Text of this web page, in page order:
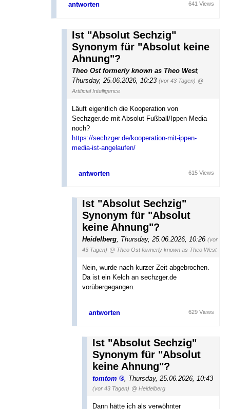
antworten 641 Views
Ist "Absolut Sechzig"
Synonym für "Absolut keine
Ahnung"?
Theo Ost formerly known as Theo West,
Thursday, 25.06.2026, 10:23 (vor 43 Tagen) @
Artificial Intelligence
Läuft eigentlich die Kooperation von
Sechzger.de mit Absolut Fußball/Ippen Media
noch?
https://sechzger.de/kooperation-mit-ippen-
media-ist-angelaufen/
antworten 615 Views
Ist "Absolut Sechzig"
Synonym für "Absolut
keine Ahnung"?
Heidelberg Thursday, 25.06.2026, 10:26 (vor
43 Tagen) @ Theo Ost formerly known as Theo West
Nein, wurde nach kurzer Zeit abgebrochen.
Da ist ein Kelch an sechzger.de
vorübergegangen.
antworten 629 Views
Ist "Absolut Sechzig"
Synonym für "Absolut
keine Ahnung"?
tomtom , Thursday, 25.06.2026, 10:43
(vor 43 Tagen) @ Heidelberg
Dann hätte ich als verwöhnter